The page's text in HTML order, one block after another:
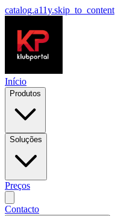
catalog.a11y.skip_to_content
Início
Produtos
Soluções
Preços
Contacto